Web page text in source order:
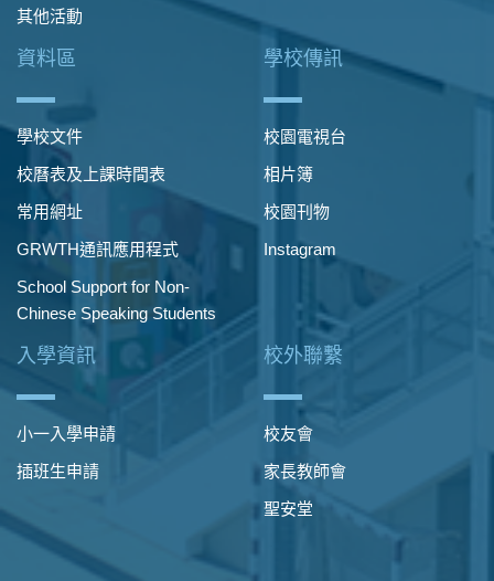
其他活動
資料區
學校文件
校曆表及上課時間表
常用網址
GRWTH通訊應用程式
School Support for Non-
Chinese Speaking Students
學校傳訊
校園電視台
相片簿
校園刊物
Instagram
入學資訊
小一入學申請
插班生申請
校外聯繫
校友會
家長教師會
聖安堂